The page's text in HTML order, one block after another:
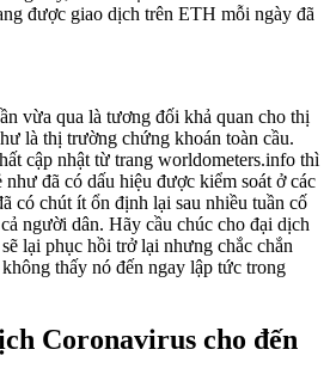
được giao dịch trên ETH mỗi ngày đã
vừa qua là tương đối khả quan cho thị
là thị trường chứng khoán toàn cầu.
cập nhật từ trang worldometers.info thì
đã có dấu hiệu được kiểm soát ở các
có chút ít ổn định lại sau nhiều tuần cố
người dân. Hãy cầu chúc cho đại dịch
lại phục hồi trở lại nhưng chắc chắn
thấy nó đến ngay lập tức trong
Coronavirus cho đến